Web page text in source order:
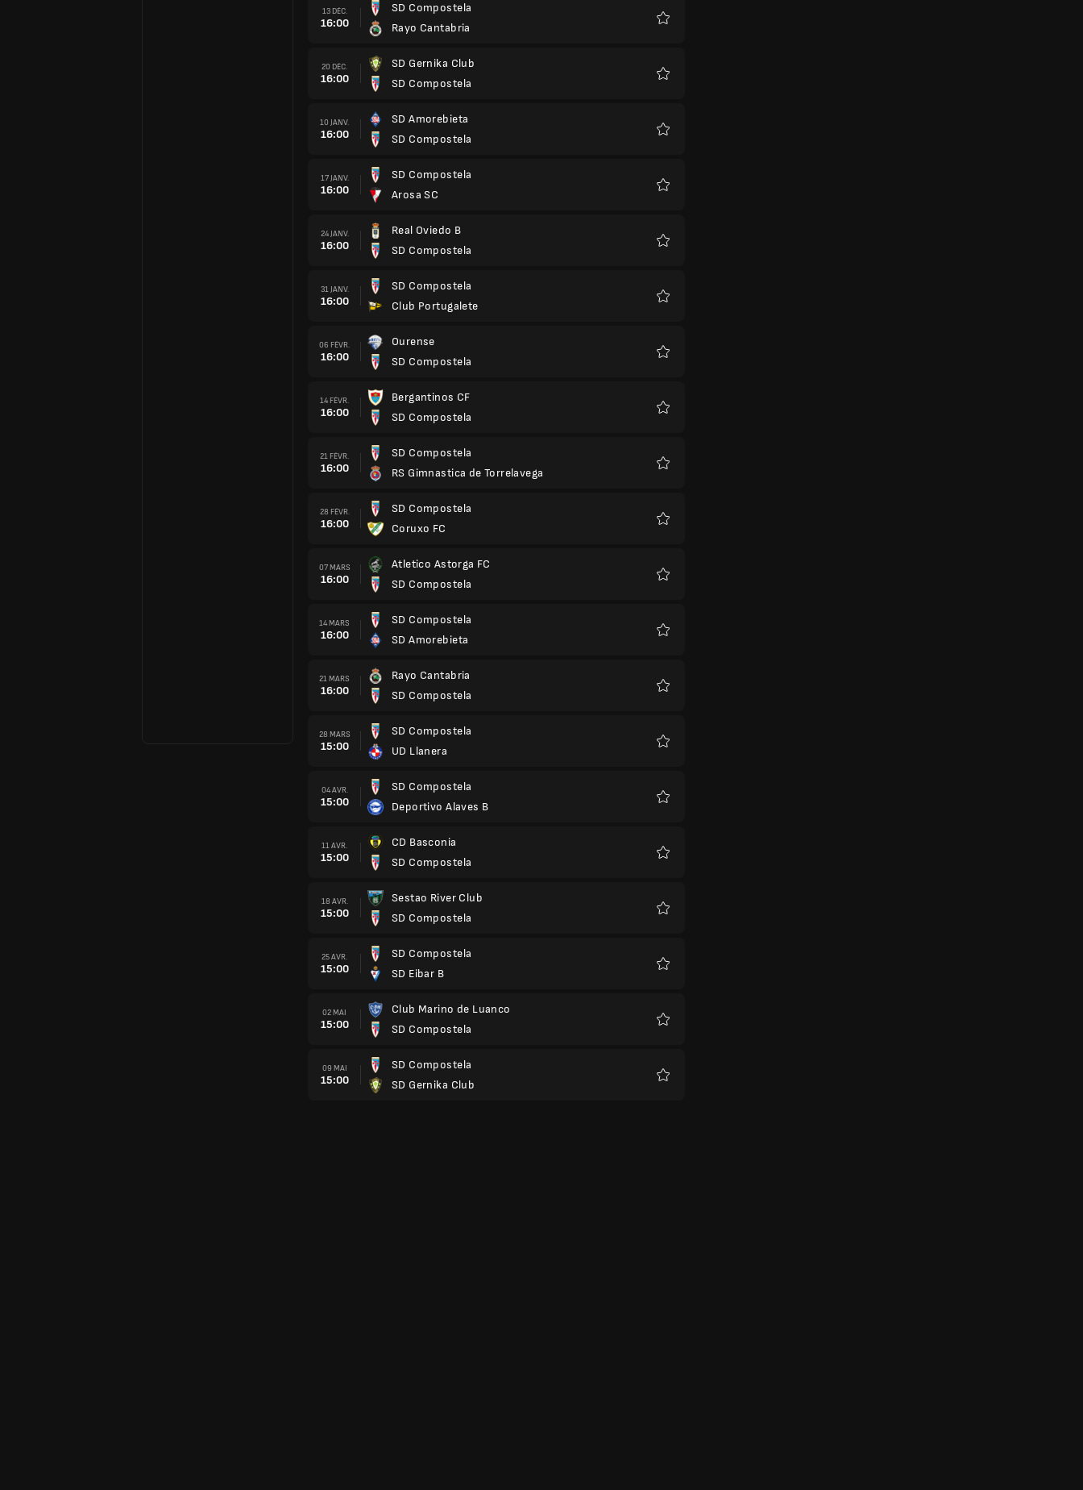
13 DÉC.
16:00
SD Compostela
Rayo Cantabria
20 DÉC.
16:00
SD Gernika Club
SD Compostela
10 JANV.
16:00
SD Amorebieta
SD Compostela
17 JANV.
16:00
SD Compostela
Arosa SC
24 JANV.
16:00
Real Oviedo B
SD Compostela
31 JANV.
16:00
SD Compostela
Club Portugalete
06 FÉVR.
16:00
Ourense
SD Compostela
14 FÉVR.
16:00
Bergantinos CF
SD Compostela
21 FÉVR.
16:00
SD Compostela
RS Gimnastica de Torrelavega
28 FÉVR.
16:00
SD Compostela
Coruxo FC
07 MARS
16:00
Atletico Astorga FC
SD Compostela
14 MARS
16:00
SD Compostela
SD Amorebieta
21 MARS
16:00
Rayo Cantabria
SD Compostela
28 MARS
15:00
SD Compostela
UD Llanera
04 AVR.
15:00
SD Compostela
Deportivo Alaves B
11 AVR.
15:00
CD Basconia
SD Compostela
18 AVR.
15:00
Sestao River Club
SD Compostela
25 AVR.
15:00
SD Compostela
SD Eibar B
02 MAI
15:00
Club Marino de Luanco
SD Compostela
09 MAI
15:00
SD Compostela
SD Gernika Club